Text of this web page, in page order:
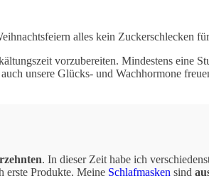
alles kein Zuckerschlecken
vorzubereiten. Mindestens eine
unsere Glücks- und Wachhormone
. In dieser Zeit habe ich
erste Produkte. Meine Schlafmasken sind